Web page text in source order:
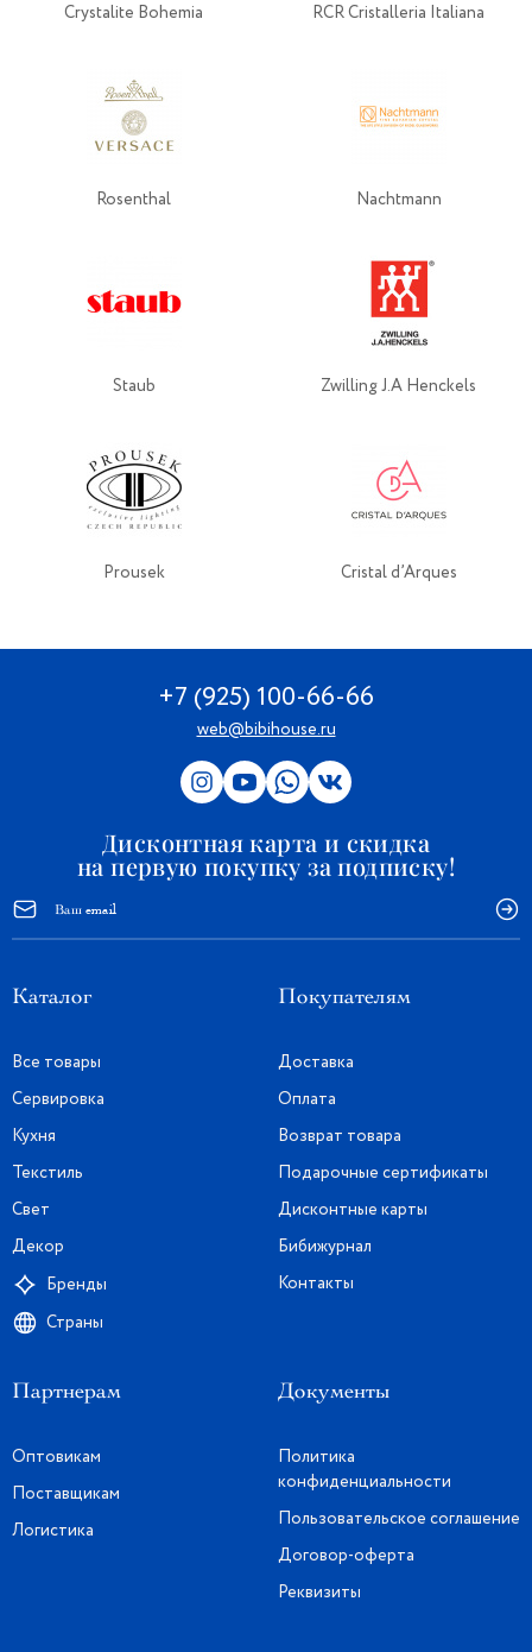
Crystalite Bohemia RCR Cristalleria Italiana
Rosenthal Nachtmann
Staub Zwilling J.A Henckels
Prousek Cristal d’Arques
+7 (925) 100-66-66
web@bibihouse.ru
Дисконтная карта и скидка
на первую покупку за подписку!
Каталог
Все товары
Сервировка
Кухня
Текстиль
Свет
Декор
Бренды
Страны
Покупателям
Доставка
Оплата
Возврат товара
Подарочные сертификаты
Дисконтные карты
Бибижурнал
Контакты
Партнерам
Оптовикам
Поставщикам
Логистика
Документы
Политика
конфиденциальности
Пользовательское соглашение
Договор-оферта
Реквизиты